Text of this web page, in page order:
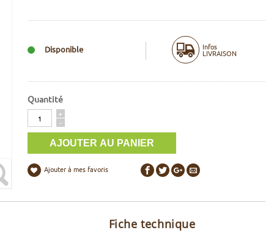
Disponible Infos
LIVRAISON
Quantité
Quantité
+
-
Ajouter à mes favoris
Fiche technique